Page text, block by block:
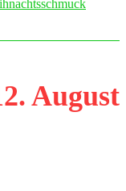
August